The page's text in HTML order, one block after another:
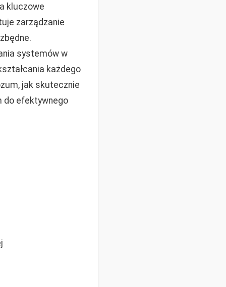
kluczowe
zarządzanie
systemów w
każdego
jak skutecznie
do efektywnego